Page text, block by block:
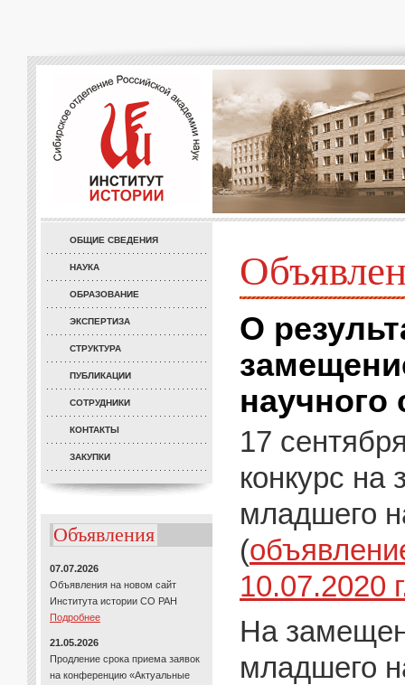
ОБЩИЕ СВЕДЕНИЯ
НАУКА
ОБРАЗОВАНИЕ
ЭКСПЕРТИЗА
СТРУКТУРА
ПУБЛИКАЦИИ
СОТРУДНИКИ
КОНТАКТЫ
ЗАКУПКИ
Объявления
07.07.2026
Объявления на новом сайт
Института истории СО РАН
Подробнее
21.05.2026
Продление срока приема заявок
на конференцию «Актуальные
О
научного
17
конкурс
младшего
(
10.07.2020
На
младшего